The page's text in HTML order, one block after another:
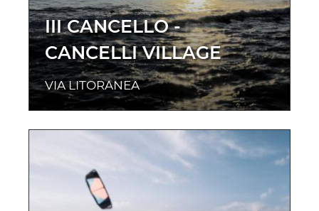
III CANCELLO -
CANCELLI VILLAGE
VIA LITORANEA